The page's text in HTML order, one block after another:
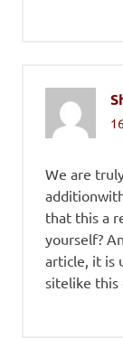
We are
that this a
yourself?
article, it is
sitelike this